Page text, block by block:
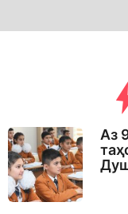
Аз